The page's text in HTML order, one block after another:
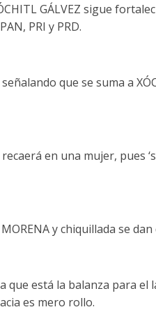
GÁLVEZ sigue
PRI y PRD.
que se suma a
en una mujer, pues
y chiquillada se dan
que está la balanza para el
es mero rollo.